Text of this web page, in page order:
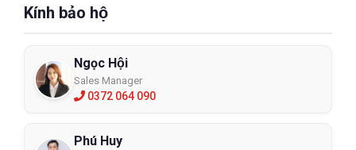
Kính bảo hộ
Ngọc Hội
Sales Manager
0372 064 090
Phú Huy